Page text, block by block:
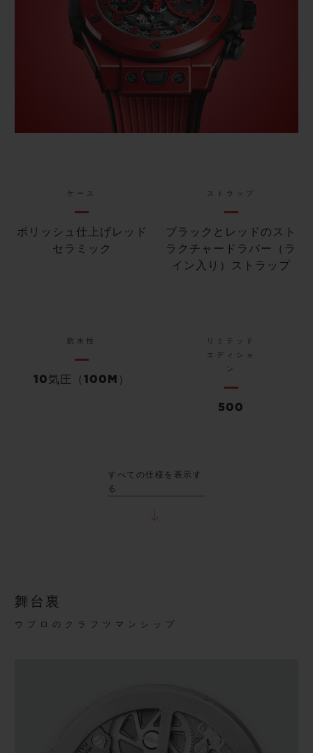
ケース
ポリッシュ仕上げレッド
セラミック
ストラップ
ブラックとレッドのスト
ラクチャードラバー（ラ
イン入り）ストラップ
防水性
10気圧（100M）
リミテッド
エディショ
ン
500
すべての仕様を表示す
る
舞台裏
ウブロのクラフツマンシップ